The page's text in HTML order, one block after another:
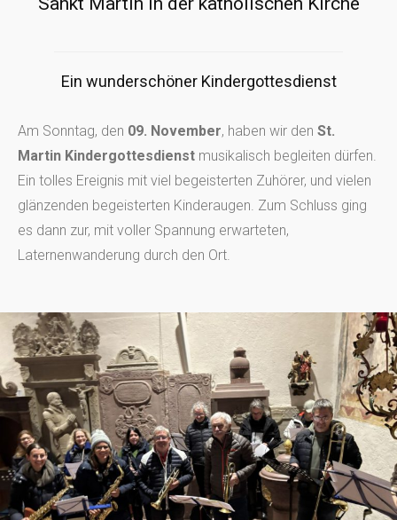
Ein wunderschöner Kindergottesdienst
Am Sonntag, den 09. November, haben wir den St.
Martin Kindergottesdienst musikalisch begleiten dürfen.
Ein tolles Ereignis mit viel begeisterten Zuhörer, und vielen
glänzenden begeisterten Kinderaugen. Zum Schluss ging
es dann zur, mit voller Spannung erwarteten,
Laternenwanderung durch den Ort.